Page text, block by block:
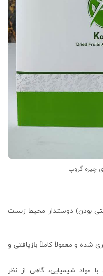
چیره گروپ
بودن) دوستدار محیط زیست
شده و معمولاً کاملاً بازیافتی و
شیمیایی، گاهی از نظر